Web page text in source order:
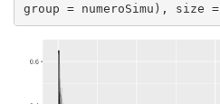
group = numeroSimu), size =